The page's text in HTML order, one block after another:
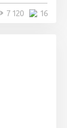
16
7 120